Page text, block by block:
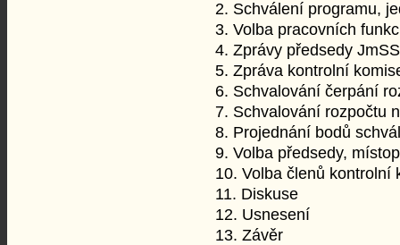
2. Schválení programu,
3. Volba pracovních
4. Zprávy předsedy
5. Zpráva kontrolní
6. Schvalování čerpání
7. Schvalování rozpočtu
8. Projednání bodů
9. Volba předsedy,
10. Volba členů kontrolní
11. Diskuse
12. Usnesení
13. Závěr